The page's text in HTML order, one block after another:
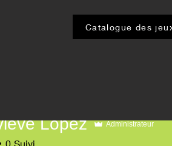
Catalogue des
Lopez
Lopez Administrateur
0 Suivi